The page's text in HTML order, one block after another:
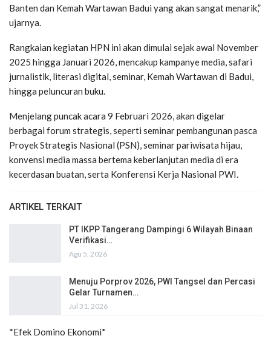
Banten dan Kemah Wartawan Badui yang akan sangat menarik,”
ujarnya.
Rangkaian kegiatan HPN ini akan dimulai sejak awal November
2025 hingga Januari 2026, mencakup kampanye media, safari
jurnalistik, literasi digital, seminar, Kemah Wartawan di Badui,
hingga peluncuran buku.
Menjelang puncak acara 9 Februari 2026, akan digelar
berbagai forum strategis, seperti seminar pembangunan pasca
Proyek Strategis Nasional (PSN), seminar pariwisata hijau,
konvensi media massa bertema keberlanjutan media di era
kecerdasan buatan, serta Konferensi Kerja Nasional PWI.
ARTIKEL TERKAIT
PT IKPP Tangerang Dampingi 6 Wilayah Binaan
Verifikasi…
Agu 5, 2026
Menuju Porprov 2026, PWI Tangsel dan Percasi
Gelar Turnamen…
Jul 31, 2026
*Efek Domino Ekonomi*